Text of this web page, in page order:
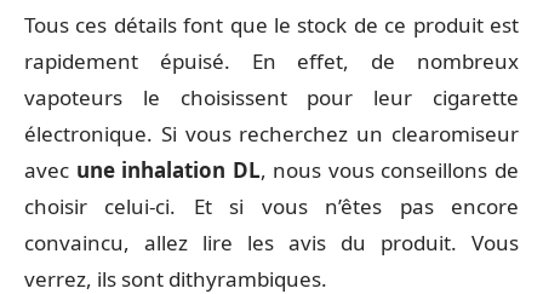
Tous ces détails font que le stock de ce produit est
rapidement épuisé. En effet, de nombreux
vapoteurs le choisissent pour leur cigarette
électronique. Si vous recherchez un clearomiseur
avec une inhalation DL, nous vous conseillons de
choisir celui-ci. Et si vous n’êtes pas encore
convaincu, allez lire les avis du produit. Vous
verrez, ils sont dithyrambiques.